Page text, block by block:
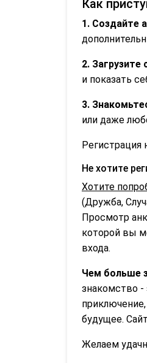
Как
1. Создайте
2. Загрузите
и показать
3.
или даже
Регистрация
Не хотите
Хотите
(Дружба,
Просмотр
которой вы
входа.
Чем больше
знакомство
будущее.
Желаем